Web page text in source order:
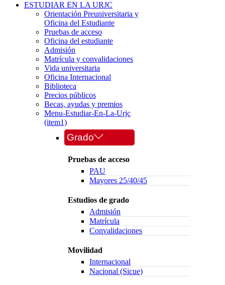
ESTUDIAR EN LA URJC
Orientación Preuniversitaria y
Oficina del Estudiante
Pruebas de acceso
Oficina del estudiante
Admisión
Matrícula y convalidaciones
Vida universitaria
Oficina Internacional
Biblioteca
Precios públicos
Becas, ayudas y premios
Menu-Estudiar-En-La-Urjc
(item1)
Grado
Pruebas de acceso
PAU
Mayores 25/40/45
Estudios de grado
Admisión
Matrícula
Convalidaciones
Movilidad
Internacional
Nacional (Sicue)